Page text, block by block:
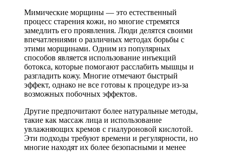
Мимические морщины — это естественный
процесс старения кожи, но многие стремятся
замедлить его проявления. Люди делятся своими
впечатлениями о различных методах борьбы с
этими морщинами. Одним из популярных
способов является использование инъекций
ботокса, которые помогают расслабить мышцы и
разгладить кожу. Многие отмечают быстрый
эффект, однако не все готовы к процедуре из-за
возможных побочных эффектов.
Другие предпочитают более натуральные методы,
такие как массаж лица и использование
увлажняющих кремов с гиалуроновой кислотой.
Эти подходы требуют времени и регулярности, но
многие находят их более безопасными и менее